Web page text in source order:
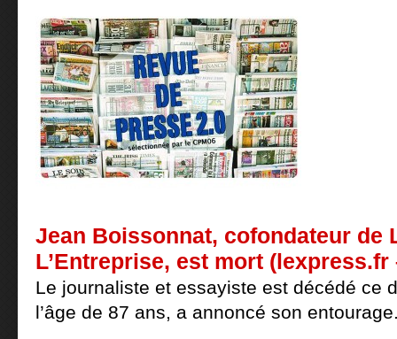
Jean Boissonnat, cofondateur de
L’Entreprise, est mort (lexpress.fr
Le journaliste et essayiste est décédé ce
l’âge de 87 ans, a annoncé son